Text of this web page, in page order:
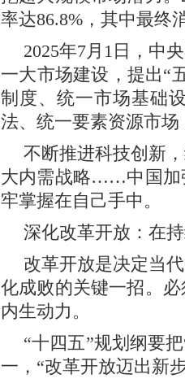
率达86.8%，其中最终
2025年7月1日，中
一大市场建设，提出“
制度、统一市场基础
法、统一要素资源市
不断推进科技创新
大内需战略……中国加
牢掌握在自己手中。
深化改革开放：在
改革开放是决定当
化成败的关键一招。
内生动力。
“十四五”规划纲要
一，“改革开放迈出新